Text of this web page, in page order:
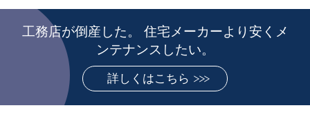
工務店が倒産した。 住宅メーカーより安くメ
ンテナンスしたい。
詳しくはこちら